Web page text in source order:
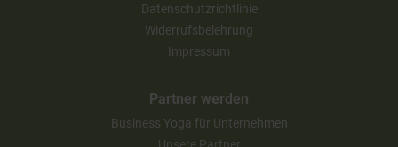
Datenschutzrichtlinie
Widerrufsbelehrung
Impressum
Partner werden
Business Yoga für Unternehmen